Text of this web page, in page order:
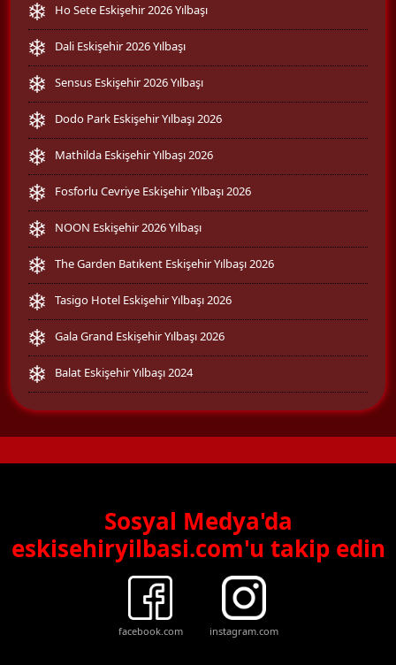
Ho Sete Eskişehir 2026 Yılbaşı
Dali Eskişehir 2026 Yılbaşı
Sensus Eskişehir 2026 Yılbaşı
Dodo Park Eskişehir Yılbaşı 2026
Mathilda Eskişehir Yılbaşı 2026
Fosforlu Cevriye Eskişehir Yılbaşı 2026
NOON Eskişehir 2026 Yılbaşı
The Garden Batıkent Eskişehir Yılbaşı 2026
Tasigo Hotel Eskişehir Yılbaşı 2026
Gala Grand Eskişehir Yılbaşı 2026
Balat Eskişehir Yılbaşı 2024
Sosyal Medya'da
eskisehiryilbasi.com'u takip edin
facebook.com instagram.com